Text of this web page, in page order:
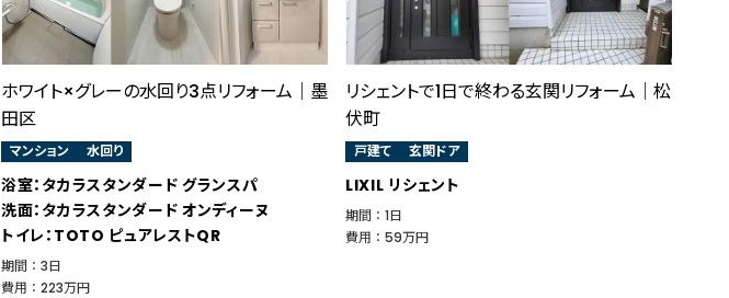
ホワイト×グレーの水回り3点リフォーム｜墨
田区
マンション 水回り
浴室：タカラスタンダード グランスパ
洗面：タカラスタンダード オンディーヌ
トイレ：TOTO ピュアレストQR
期間 ： 3日
費用 ： 223万円
リシェントで1日で終わる玄関リフォーム│松
伏町
戸建て 玄関ドア
LIXIL リシェント
期間 ： 1日
費用 ： 59万円